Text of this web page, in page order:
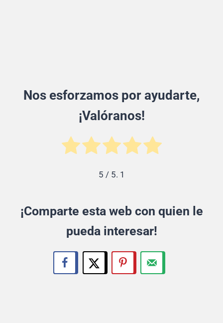
Nos esforzamos por ayudarte,
¡Valóranos!
5 / 5. 1
¡Comparte esta web con quien le
pueda interesar!